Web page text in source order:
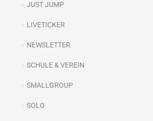
JUST JUMP
LIVETICKER
NEWSLETTER
SCHULE & VEREIN
SMALLGROUP
SOLO